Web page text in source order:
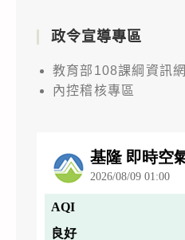
政令宣導專區
教育部108課綱資訊網
內控稽核專區